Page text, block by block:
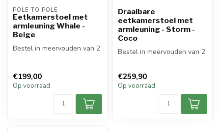
POLE TO POLE
Eetkamerstoel met
armleuning Whale -
Beige
Bestel in meervouden van 2.
€199,00
Op voorraad
Draaibare
eetkamerstoel met
armleuning - Storm -
Coco
Bestel in meervouden van 2.
€259,90
Op voorraad